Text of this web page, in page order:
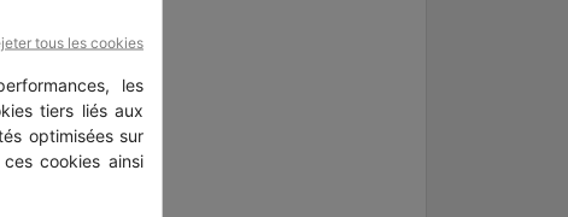
tous les cookies
les
tiers liés aux
optimisées sur
cookies ainsi